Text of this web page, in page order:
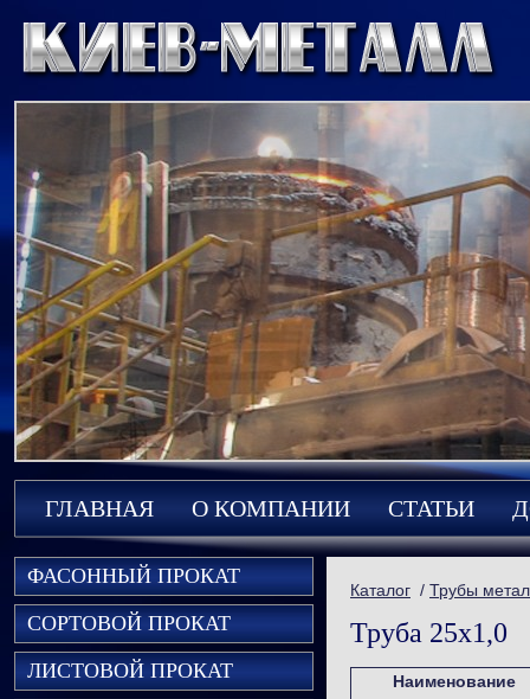
ГЛАВНАЯ О КОМПАНИИ СТАТЬИ
ФАСОННЫЙ ПРОКАТ
СОРТОВОЙ ПРОКАТ
ЛИСТОВОЙ ПРОКАТ
Каталог / Трубы
Труба 25х1,0
Наименование